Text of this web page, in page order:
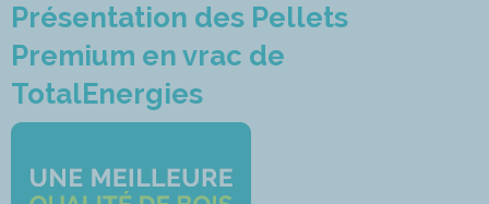
Présentation des Pellets
Premium en vrac de
TotalEnergies